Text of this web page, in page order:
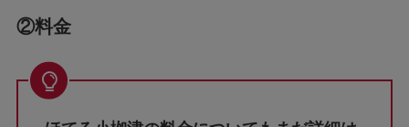
②料金